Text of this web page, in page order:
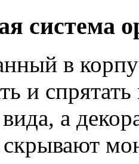
система
в
и
а